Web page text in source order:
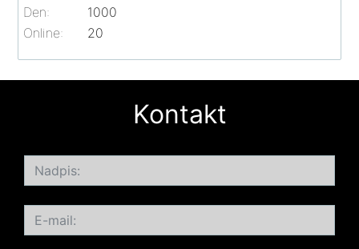
Online: 20
Den:
1000
Kontakt